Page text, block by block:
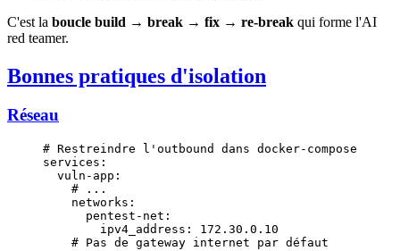
C'est la boucle build → break → fix → re-break qui forme l'AI
red teamer.
Bonnes pratiques d'isolation
Réseau
# Restreindre l'outbound dans docker-compose
services :
  vuln-app
:
    # ...
    networks
:
      pentest-net
:
        ipv4_address
: 172.30.0.10
    # Pas de gateway internet par défaut